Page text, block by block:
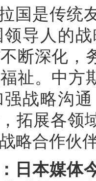
国是传统
导人的
断深化，
祉。中方
战略沟
拓展各领
略合作伙
日本媒体